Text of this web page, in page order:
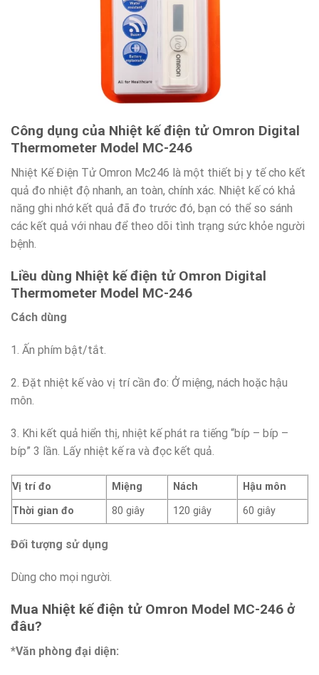
Công dụng của Nhiệt kế điện tử Omron Digital
Thermometer Model MC-246
Nhiệt Kế Điện Tử Omron Mc246 là một thiết bị y tế cho kết
quả đo nhiệt độ nhanh, an toàn, chính xác. Nhiệt kế có khả
năng ghi nhớ kết quả đã đo trước đó, bạn có thể so sánh
các kết quả với nhau để theo dõi tình trạng sức khỏe người
bệnh.
Liều dùng Nhiệt kế điện tử Omron Digital
Thermometer Model MC-246
Cách dùng
1. Ấn phím bật/tắt.
2. Đặt nhiệt kế vào vị trí cần đo: Ở miệng, nách hoặc hậu
môn.
3. Khi kết quả hiển thị, nhiệt kế phát ra tiếng “bíp – bíp –
bíp” 3 lần. Lấy nhiệt kế ra và đọc kết quả.
Vị trí đo Miệng Nách
Hậu môn
Thời gian đo
80 giây 120 giây 60 giây
Đối tượng sử dụng
Dùng cho mọi người.
Mua Nhiệt kế điện tử Omron Model MC-246 ở
đâu?
*Văn phòng đại diện: